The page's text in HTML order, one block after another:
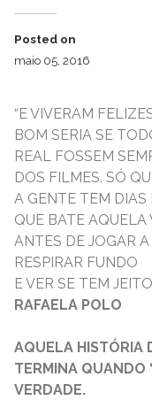
Posted on
maio 05, 2016
“E VIVERAM
BOM SERIA SE
REAL FOSSEM
DOS FILMES. SÓ
A GENTE TEM DIAS
QUE BATE AQUELA
ANTES DE JOGAR
RESPIRAR FUNDO
E VER SE TEM
RAFAELA POLO
AQUELA HISTÓRIA
TERMINA QUANDO
VERDADE.